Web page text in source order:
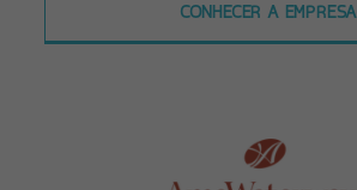
CONHECER A EMPRESA